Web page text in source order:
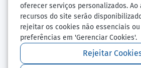
LAUDO VIRTUAL - RAIO X
Balcão de Empregos
Perguntas Frequentes
Redefinir Cookies
oferecer serviços personalizados. Ao
recursos do site serão
rejeitar os cookies não essenciais
preferências em 'Gerenciar Cookies'.
Rejeitar